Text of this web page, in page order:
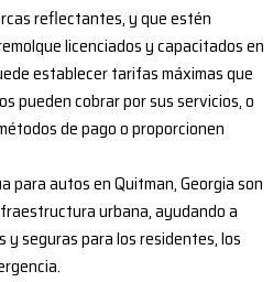
reflectantes, y que estén
licenciados y capacitados en
establecer tarifas máximas que
pueden cobrar por sus servicios, o
de pago o proporcionen
para autos en Quitman, Georgia son
urbana, ayudando a
seguras para los residentes, los